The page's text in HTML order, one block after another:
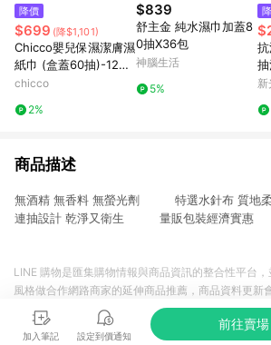
降價
$699 (降$1,101)
Chicco嬰兒保濕潔膚濕
紙巾 (盒蓋60抽)-12入
(箱購)
chicco
2%
$839
舒主金 純水濕巾加蓋8
0抽X36包
神腦生活
5%
商品描述
無酒精 無香料 無螢光劑 特選水針布 質
連抽設計 乾淨又衛生 量販包裝經濟實惠
加入筆記 設定到價通知
前往賣場
LINE 購物是匯集購物情報與商品資訊的整合性平台
風格做合作網路商家的延伸商品推薦，商品資料更新
商品至各合作網路商家，確認現售價與購物條件，一
準。